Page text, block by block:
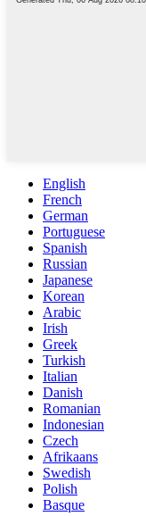
English
French
German
Portuguese
Spanish
Russian
Japanese
Korean
Arabic
Irish
Greek
Turkish
Italian
Danish
Romanian
Indonesian
Czech
Afrikaans
Swedish
Polish
Basque